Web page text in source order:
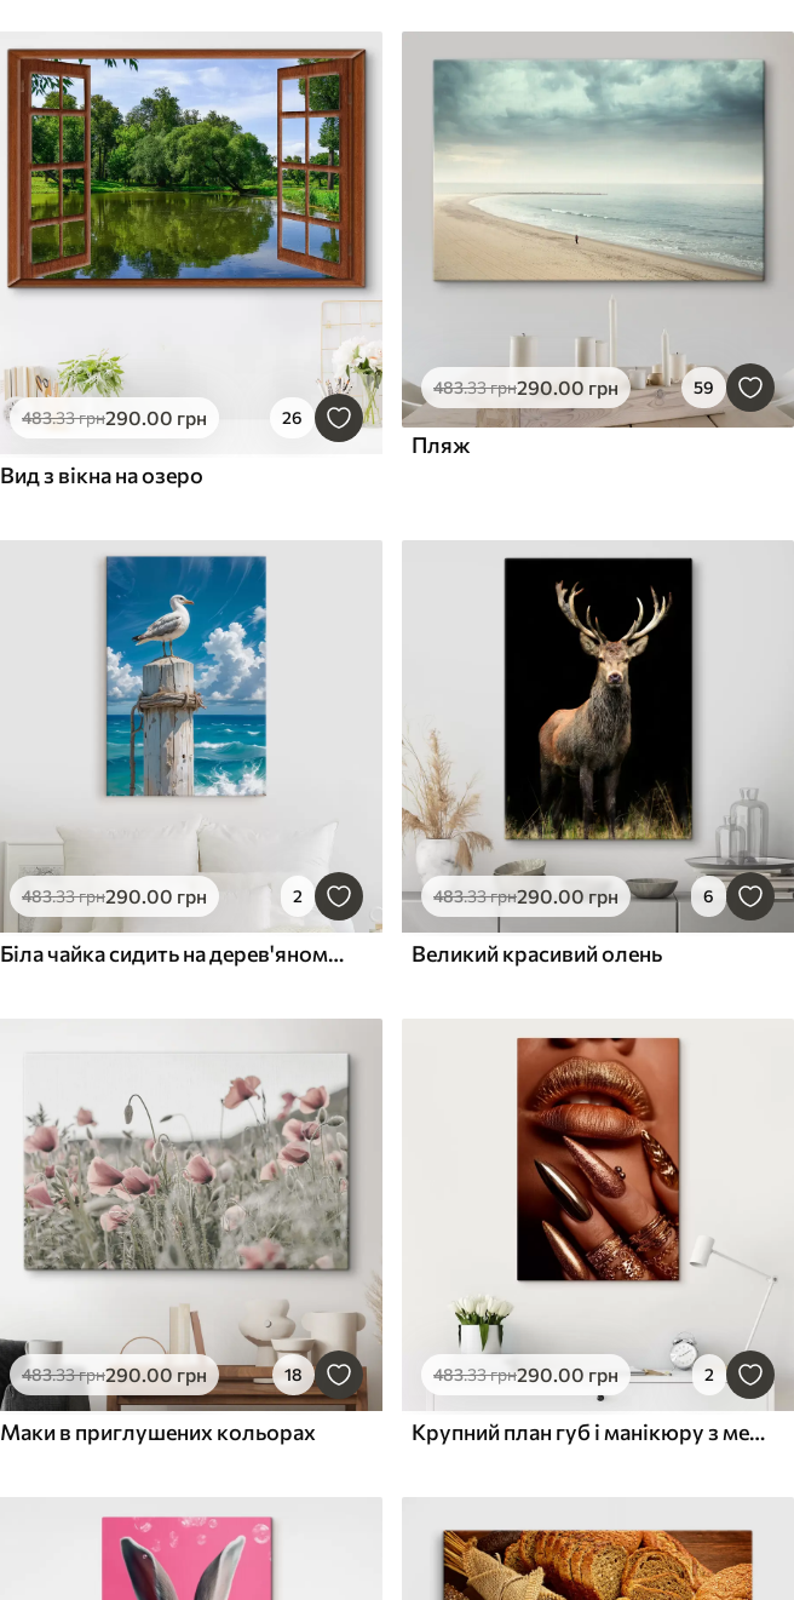
483.33грн290.00 грн 26
Вид з вікна на озеро
483.33грн290.00 грн 59
Пляж
483.33грн290.00 грн 2
Біла чайка сидить на дерев'яному стовпі на тлі яскраво-синього неба та океану з хвилями
483.33грн290.00 грн 6
Великий красивий олень
483.33грн290.00 грн 18
Маки в приглушених кольорах
483.33грн290.00 грн 2
Крупний план губ і манікюру з металічним блиском